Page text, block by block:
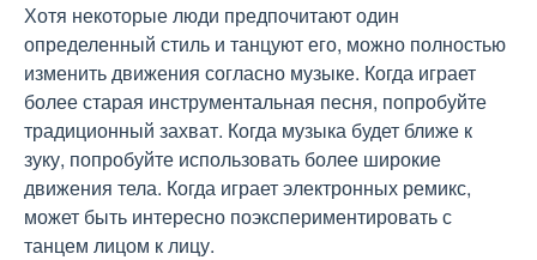
Хотя некоторые люди предпочитают один
определенный стиль и танцуют его, можно полностью
изменить движения согласно музыке. Когда играет
более старая инструментальная песня, попробуйте
традиционный захват. Когда музыка будет ближе к
зуку, попробуйте использовать более широкие
движения тела. Когда играет электронных ремикс,
может быть интересно поэкспериментировать с
танцем лицом к лицу.